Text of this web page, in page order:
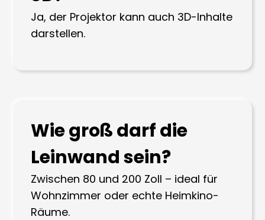
Ja, der Projektor kann auch 3D-Inhalte
darstellen.
Wie groß darf die
Leinwand sein?
Zwischen 80 und 200 Zoll – ideal für
Wohnzimmer oder echte Heimkino-
Räume.